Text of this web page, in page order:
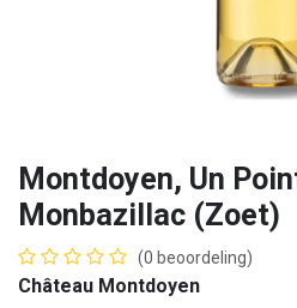
Montdoyen, Un
Monbazillac (Zoet)
(0 beoordeling)
Château Montdoyen